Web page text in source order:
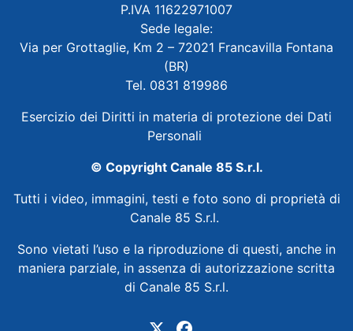
P.IVA 11622971007
Sede legale:
Via per Grottaglie, Km 2 – 72021 Francavilla Fontana
(BR)
Tel. 0831 819986
Esercizio dei Diritti in materia di protezione dei Dati
Personali
© Copyright Canale 85 S.r.l.
Tutti i video, immagini, testi e foto sono di proprietà di
Canale 85 S.r.l.
Sono vietati l’uso e la riproduzione di questi, anche in
maniera parziale, in assenza di autorizzazione scritta
di Canale 85 S.r.l.